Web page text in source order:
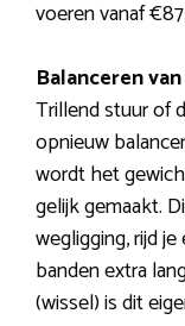
voeren vanaf
Balanceren
Trillend stuur of
opnieuw
wordt het
gelijk gemaakt.
wegligging, rijd
banden extra
(wissel) is dit